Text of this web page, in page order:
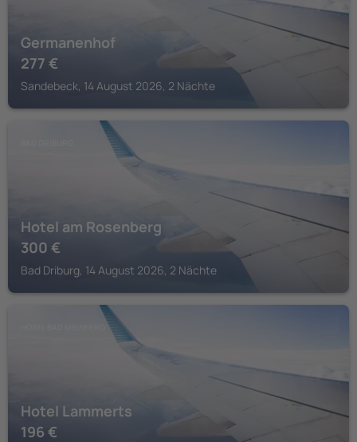
Germanenhof
277 €
Sandebeck, 14 August 2026, 2 Nächte
Hotel am Rosenberg
300 €
Bad Driburg, 14 August 2026, 2 Nächte
Hotel Lammerts
196 €